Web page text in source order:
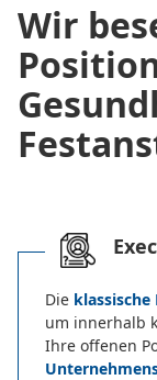
Wir
Die
um innerhalb
Ihre offenen